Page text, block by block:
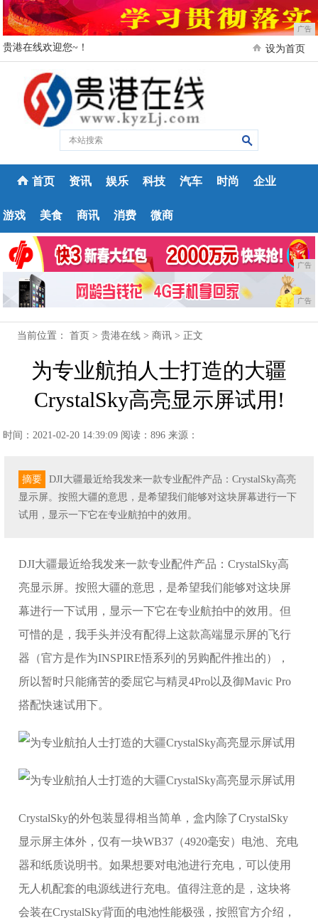
广告
贵港在线欢迎您~！ 设为首页
首页 资讯 娱乐 科技 汽车 时尚 企业
游戏 美食 商讯 消费 微商
广告
广告
当前位置：首页 >贵港在线 >商讯 > 正文
为专业航拍人士打造的大疆
CrystalSky高亮显示屏试用!
时间：2021-02-20 14:39:09 阅读：896 来源：
摘要
DJI大疆最近给我发来一款专业配件产品：CrystalSky高亮
显示屏。按照大疆的意思，是希望我们能够对这块屏幕进行一下
试用，显示一下它在专业航拍中的效用。
DJI大疆最近给我发来一款专业配件产品：CrystalSky高
亮显示屏。按照大疆的意思，是希望我们能够对这块屏
幕进行一下试用，显示一下它在专业航拍中的效用。但
可惜的是，我手头并没有配得上这款高端显示屏的飞行
器（官方是作为INSPIRE悟系列的另购配件推出的），
所以暂时只能痛苦的委屈它与精灵4Pro以及御Mavic Pro
搭配快速试用下。
CrystalSky的外包装显得相当简单，盒内除了CrystalSky
显示屏主体外，仅有一块WB37（4920毫安）电池、充电
器和纸质说明书。如果想要对电池进行充电，可以使用
无人机配套的电源线进行充电。值得注意的是，这块将
会装在CrystalSky背面的电池性能极强，按照官方介绍，